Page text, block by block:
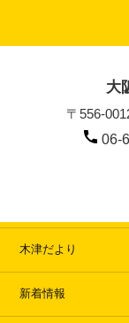
大
〒556-
06-
木津だより
新着情報